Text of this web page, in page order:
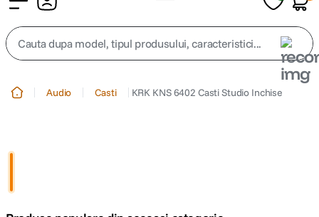
Cauta dupa model, tipul produsului, caracteristici...
Audio Casti KRK KNS 6402 Casti Studio Inchise